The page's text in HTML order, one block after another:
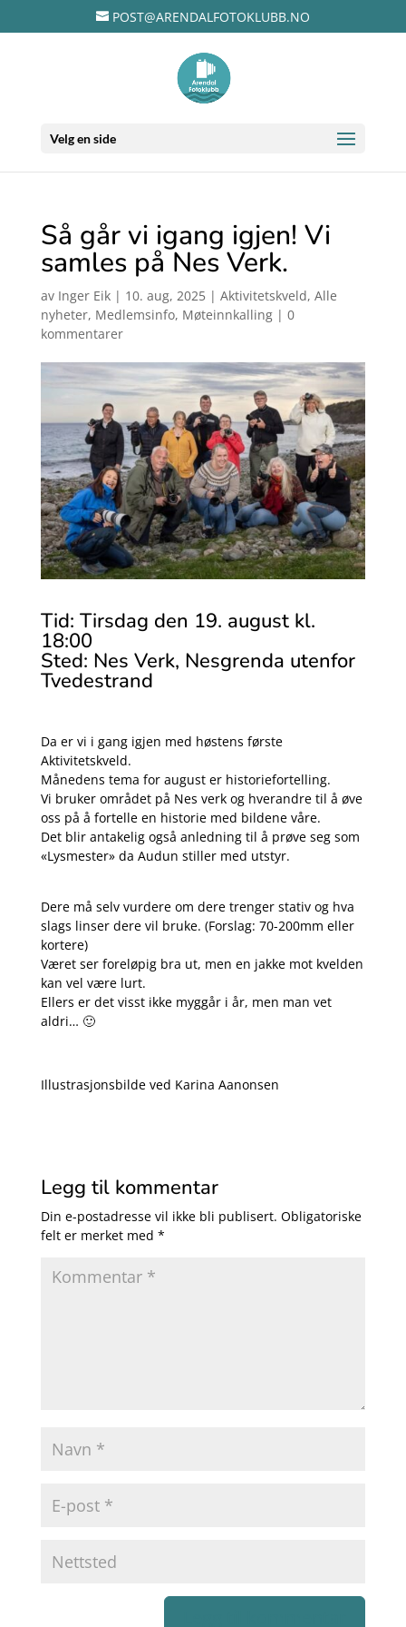
POST@ARENDALFOTOKLUBB.NO
Velg en side
Så går vi igang igjen! Vi
samles på Nes Verk.
av Inger Eik| 10. aug, 2025| Aktivitetskveld, Alle
nyheter, Medlemsinfo, Møteinnkalling| 0
kommentarer
Tid: Tirsdag den 19. august kl.
18:00
Sted: Nes Verk, Nesgrenda utenfor
Tvedestrand
Da er vi i gang igjen med høstens første
Aktivitetskveld.
Månedens tema for august er historiefortelling.
Vi bruker området på Nes verk og hverandre til å øve
oss på å fortelle en historie med bildene våre.
Det blir antakelig også anledning til å prøve seg som
«Lysmester» da Audun stiller med utstyr.
Dere må selv vurdere om dere trenger stativ og hva
slags linser dere vil bruke. (Forslag: 70-200mm eller
kortere)
Været ser foreløpig bra ut, men en jakke mot kvelden
kan vel være lurt.
Ellers er det visst ikke myggår i år, men man vet
aldri… 🙂
Illustrasjonsbilde ved Karina Aanonsen
Legg til kommentar
Din e-postadresse vil ikke bli publisert. Obligatoriske
felt er merket med *